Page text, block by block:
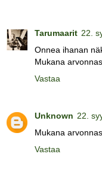
Tarumaarit 22.
Onnea ihanan
Mukana
Vastaa
Unknown 22.
Mukana
Vastaa